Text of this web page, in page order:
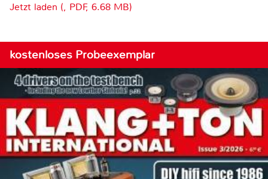
Jetzt laden (, PDF, 6.68 MB)
kostenloses Probeexemplar